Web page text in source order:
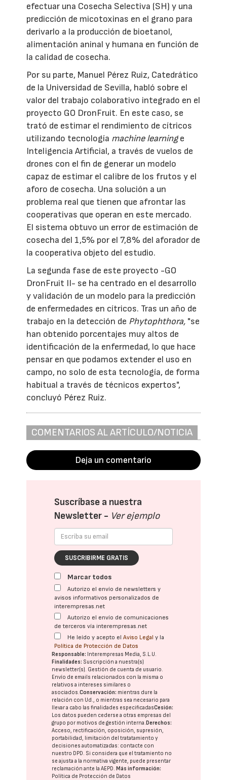
efectuar una Cosecha Selectiva (SH) y una
predicción de micotoxinas en el grano para
derivarlo a la producción de bioetanol,
alimentación aninal y humana en función de
la calidad de cosecha.
Por su parte, Manuel Pérez Ruiz, Catedrático
de la Universidad de Sevilla, habló sobre el
valor del trabajo colaborativo integrado en el
proyecto GO DronFruit. En este caso, se
trató de estimar el rendimiento de cítricos
utilizando tecnología machine learninge
Inteligencia Artificial, a través de vuelos de
drones con el fin de generar un modelo
capaz de estimar el calibre de los frutos y el
aforo de cosecha. Una solución a un
problema real que tienen que afrontar las
cooperativas que operan en este mercado.
El sistema obtuvo un error de estimación de
cosecha del 1,5% por el 7,8% del aforador de
la cooperativa objeto del estudio.
La segunda fase de este proyecto -GO
DronFruit II- se ha centrado en el desarrollo
y validación de un modelo para la predicción
de enfermedades en cítricos. Tras un año de
trabajo en la detección de Phytophthora, "se
han obtenido porcentajes muy altos de
identificación de la enfermedad, lo que hace
pensar en que podamos extender el uso en
campo, no solo de esta tecnología, de forma
habitual a través de técnicos expertos",
concluyó Pérez Ruiz.
COMENTARIOS AL ARTÍCULO/NOTICIA
Deja un comentario
Suscríbase a nuestra
Newsletter - Ver ejemplo
SUSCRIBIRME GRATIS
Marcar todos
Autorizo el envío de newsletters y
avisos informativos personalizados de
interempresas.net
Autorizo el envío de comunicaciones
de terceros vía interempresas.net
He leído y acepto elAviso Legal y la
Política de Protección de Datos
Responsable: Interempresas Media, S.L.U.
Finalidades: Suscripción a nuestra(s)
newsletter(s). Gestión de cuenta de usuario.
Envío de emails relacionados con la misma o
relativos a intereses similares o
asociados.Conservación: mientras dure la
relación con Ud., o mientras sea necesario para
llevar a cabo las finalidades especificadasCesión:
Los datos pueden cederse a otras empresas del
grupo por motivos de gestión interna.Derechos:
Acceso, rectificación, oposición, supresión,
portabilidad, limitación del tratatamiento y
decisiones automatizadas: contacte con
nuestro DPD. Si considera que el tratamiento no
se ajusta a la normativa vigente, puede presentar
reclamación ante laAEPD.Más información:
Política de Protección de Datos